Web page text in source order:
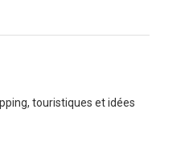
touristiques et idées